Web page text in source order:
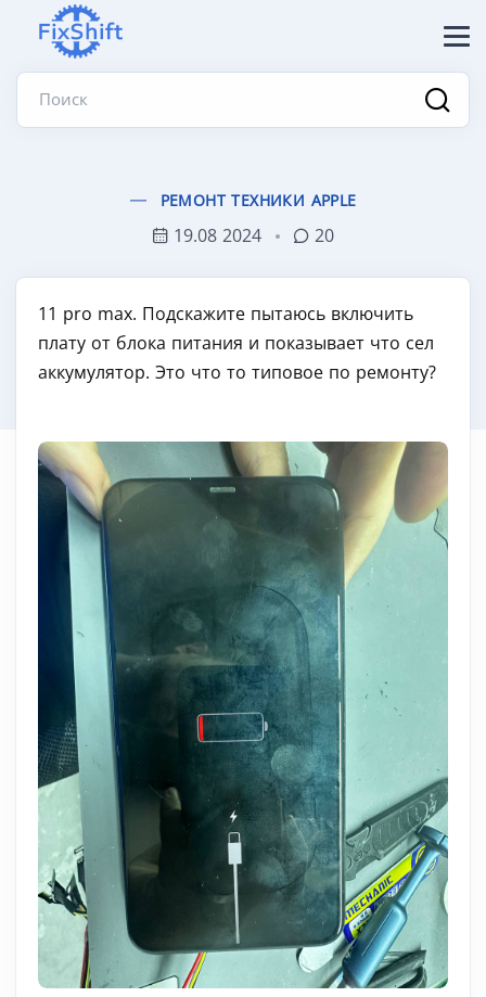
Поиск
РЕМОНТ ТЕХНИКИ APPLE
19.08 2024 20
11 pro max. Подскажите пытаюсь включить
плату от блока питания и показывает что сел
аккумулятор. Это что то типовое по ремонту?